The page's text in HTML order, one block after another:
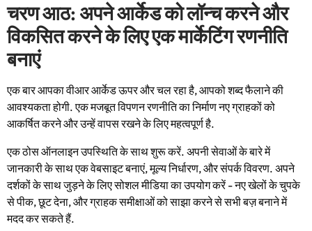
चरण आठ: अपने आर्केड को लॉन्च करने और
विकसित करने के लिए एक मार्केटिंग रणनीति
बनाएं
एक बार आपका वीआर आर्केड ऊपर और चल रहा है, आपको शब्द फैलाने की
आवश्यकता होगी. एक मजबूत विपणन रणनीति का निर्माण नए ग्राहकों को
आकर्षित करने और उन्हें वापस रखने के लिए महत्वपूर्ण है.
एक ठोस ऑनलाइन उपस्थिति के साथ शुरू करें. अपनी सेवाओं के बारे में
जानकारी के साथ एक वेबसाइट बनाएं, मूल्य निर्धारण, और संपर्क विवरण. अपने
दर्शकों के साथ जुड़ने के लिए सोशल मीडिया का उपयोग करें - नए खेलों के चुपके
से पीक, छूट देना, और ग्राहक समीक्षाओं को साझा करने से सभी बज़ बनाने में
मदद कर सकते हैं.